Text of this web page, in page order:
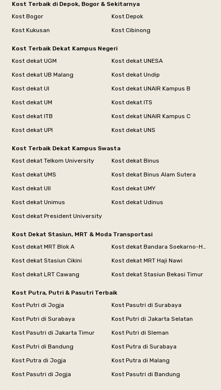
Kost Terbaik di Depok, Bogor & Sekitarnya
Kost Bogor
Kost Depok
Kost Kukusan
Kost Cibinong
Kost Terbaik Dekat Kampus Negeri
Kost dekat UGM
Kost dekat UNESA
Kost dekat UB Malang
Kost dekat Undip
Kost dekat UI
Kost dekat UNAIR Kampus B
Kost dekat UM
Kost dekat ITS
Kost dekat ITB
Kost dekat UNAIR Kampus C
Kost dekat UPI
Kost dekat UNS
Kost Terbaik Dekat Kampus Swasta
Kost dekat Telkom University
Kost dekat Binus
Kost dekat UMS
Kost dekat Binus Alam Sutera
Kost dekat UII
Kost dekat UMY
Kost dekat Unimus
Kost dekat Udinus
Kost dekat President University
Kost Dekat Stasiun, MRT & Moda Transportasi
Kost dekat MRT Blok A
Kost dekat Bandara Soekarno-Hatta
Kost dekat Stasiun Cikini
Kost dekat MRT Haji Nawi
Kost dekat LRT Cawang
Kost dekat Stasiun Bekasi Timur
Kost Putra, Putri & Pasutri Terbaik
Kost Putri di Jogja
Kost Pasutri di Surabaya
Kost Putri di Surabaya
Kost Putri di Jakarta Selatan
Kost Pasutri di Jakarta Timur
Kost Putri di Sleman
Kost Putri di Bandung
Kost Putra di Surabaya
Kost Putra di Jogja
Kost Putra di Malang
Kost Pasutri di Jogja
Kost Pasutri di Bandung